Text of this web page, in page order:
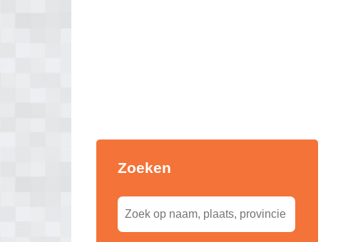
Zoeken